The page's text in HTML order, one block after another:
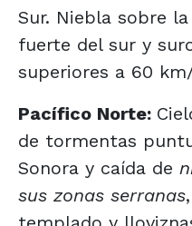
Sur. Niebla sobre
fuerte del sur y
superiores a 60
Pacífico Norte:
de tormentas
Sonora y caída de
sus zonas serranas